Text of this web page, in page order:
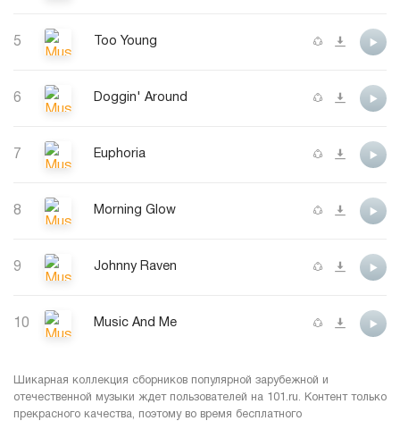
5 Too Young
6 Doggin' Around
7 Euphoria
8 Morning Glow
9 Johnny Raven
10 Music And Me
Шикарная коллекция сборников популярной зарубежной и
отечественной музыки ждет пользователей на 101.ru. Контент только
прекрасного качества, поэтому во время бесплатного